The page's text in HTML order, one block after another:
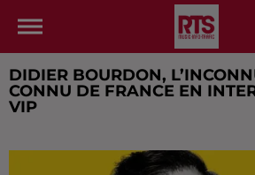
DIDIER BOURDON,
CONNU DE FRANCE EN
VIP